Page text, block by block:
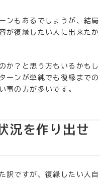
ンもあるでしょうが、結局
が復縁したい人に出来たか
か？と思う方もいるかもし
ーンが単純でも復縁までの
事の方が多いです。
況を作り出せ
訳ですが、復縁したい人自